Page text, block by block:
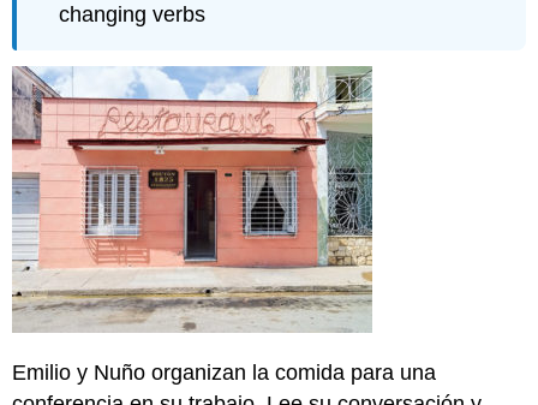
changing verbs
Emilio y Nuño organizan la comida para una